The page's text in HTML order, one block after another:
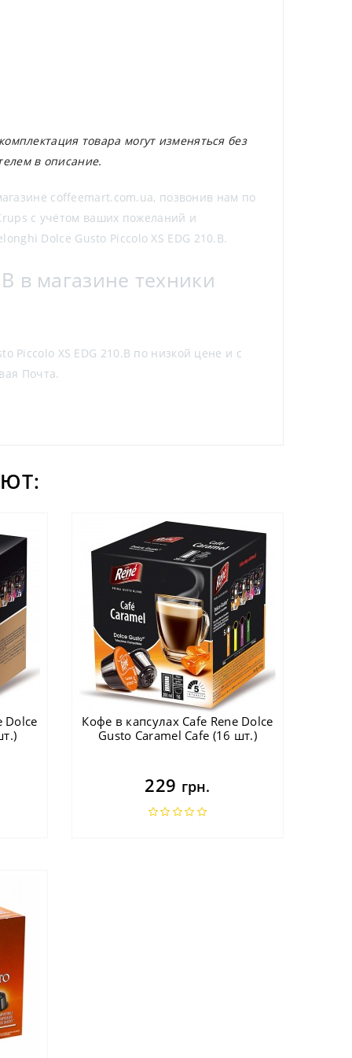
товара могут изменяться без
в описание.
coffeemart.com.ua, позвонив нам по
с учётом ваших пожеланий и
Dolce Gusto Piccolo XS EDG 210.B.
в магазине техники
Piccolo XS EDG 210.B по низкой цене и с
Почта.
Dolce
Кофе в капсулах Cafe Rene Dolce
Gusto Caramel Cafe (16 шт.)
229 грн.